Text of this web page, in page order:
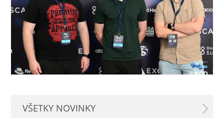
VŠETKY NOVINKY